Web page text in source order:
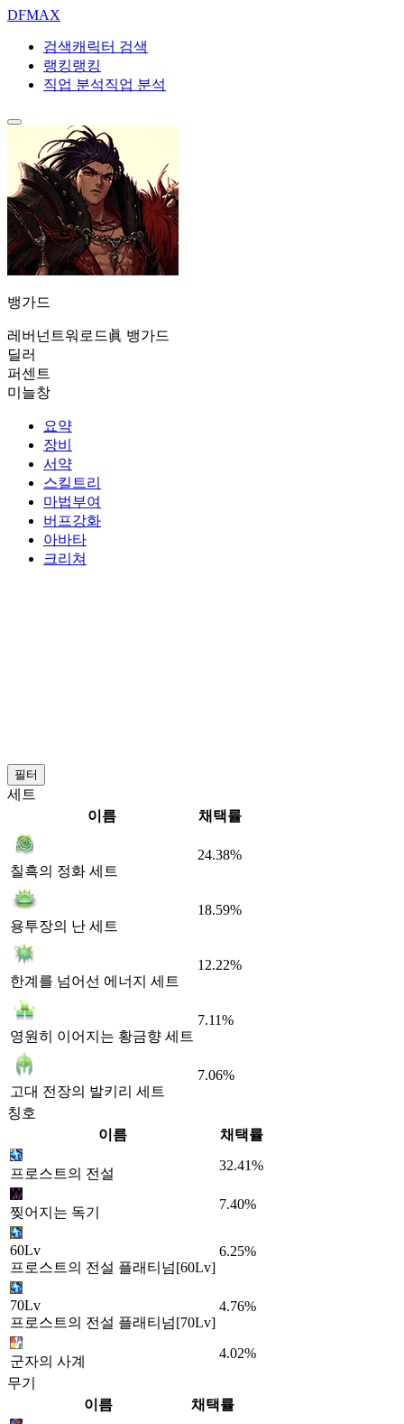
DFMAX
검색캐릭터 검색
랭킹랭킹
직업 분석직업 분석
뱅가드
레버넌트워로드眞 뱅가드
딜러
퍼센트
미늘창
요약
장비
서약
스킬트리
마법부여
버프강화
아바타
크리쳐
필터
세트
이름
채택률
칠흑의 정화 세트
24.38%
용투장의 난 세트
18.59%
한계를 넘어선 에너지 세트
12.22%
영원히 이어지는 황금향 세트
7.11%
고대 전장의 발키리 세트
7.06%
칭호
이름
채택률
프로스트의 전설
32.41%
찢어지는 독기
7.40%
60Lv
프로스트의 전설 플래티넘[60Lv]
6.25%
70Lv
프로스트의 전설 플래티넘[70Lv]
4.76%
군자의 사계
4.02%
무기
이름
채택률